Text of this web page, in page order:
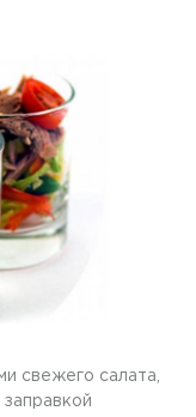
свежего салата,